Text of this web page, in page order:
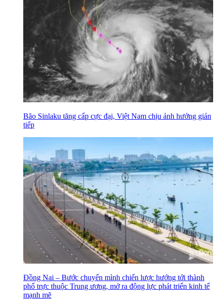
Bão Sinlaku tăng cấp cực đại, Việt Nam chịu ảnh hưởng gián
tiếp
Đồng Nai – Bước chuyển mình chiến lược hướng tới thành
phố trực thuộc Trung ương, mở ra động lực phát triển kinh tế
mạnh mẽ